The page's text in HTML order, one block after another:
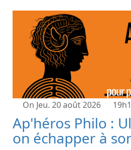
On Jeu. 20 août 2026
Ap'héros Philo :
on échapper à